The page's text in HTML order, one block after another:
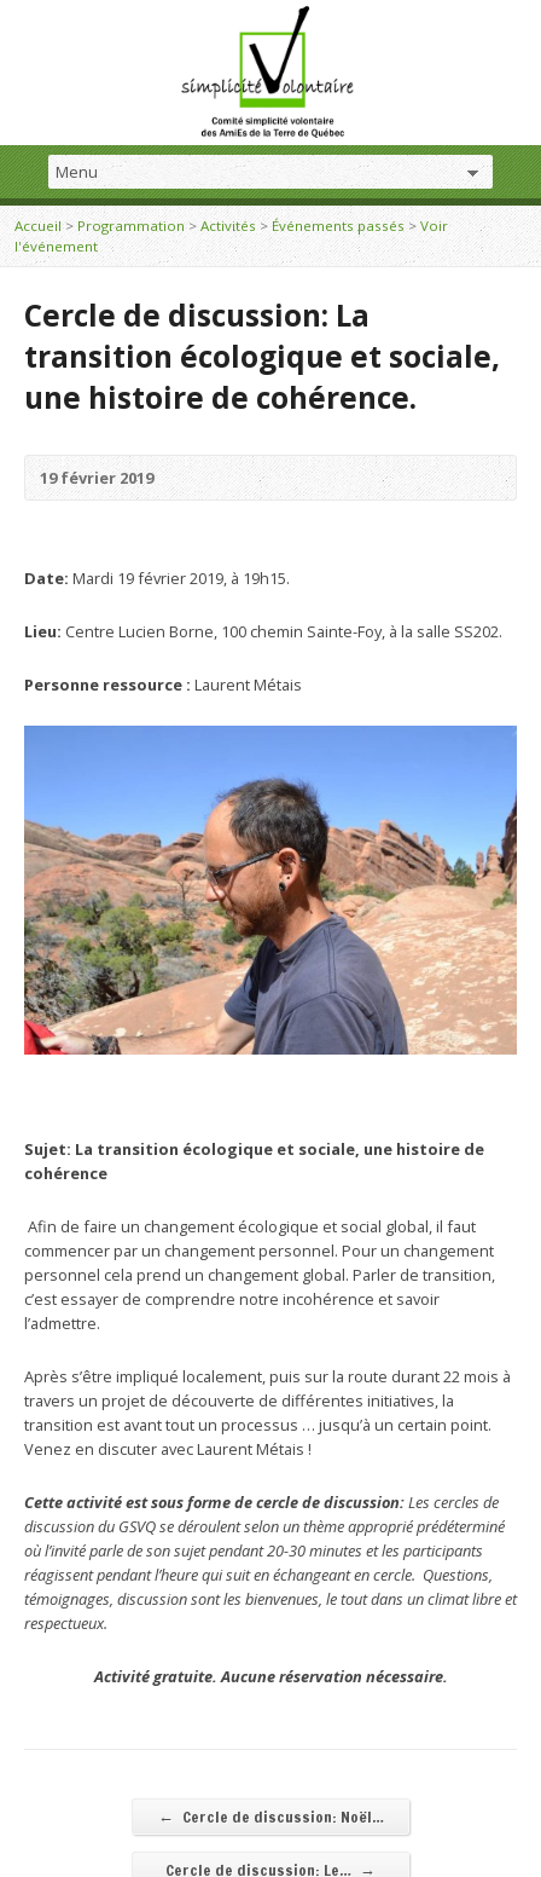
Accueil> Programmation> Activités > Événements passés > Voir
l'événement
Cercle de discussion: La
transition écologique et sociale,
une histoire de cohérence.
19 février 2019
Date: Mardi 19 février 2019, à 19h15.
Lieu: Centre Lucien Borne, 100 chemin Sainte-Foy, à la salle SS202.
Personne ressource : Laurent Métais
Sujet: La transition écologique et sociale, une histoire de
cohérence
Afin de faire un changement écologique et social global, il faut
commencer par un changement personnel. Pour un changement
personnel cela prend un changement global. Parler de transition,
c’est essayer de comprendre notre incohérence et savoir
l’admettre.
Après s’être impliqué localement, puis sur la route durant 22 mois à
travers un projet de découverte de différentes initiatives, la
transition est avant tout un processus … jusqu’à un certain point.
Venez en discuter avec Laurent Métais !
Cette activité est sous forme de cercle de discussion:Les cercles de
discussion du GSVQ se déroulent selon un thème approprié prédéterminé
où l’invité parle de son sujet pendant 20-30 minutes et les participants
réagissent pendant l’heure qui suit en échangeant en cercle. Questions,
témoignages, discussion sont les bienvenues, le tout dans un climat libre et
respectueux.
Activité gratuite. Aucune réservation nécessaire.
← Cercle de discussion: Noël…
Cercle de discussion: Le… →